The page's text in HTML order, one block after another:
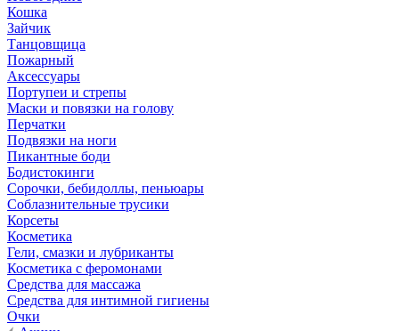
Кошка
Зайчик
Танцовщица
Пожарный
Аксессуары
Портупеи и стрепы
Маски и повязки на голову
Перчатки
Подвязки на ноги
Пикантные боди
Бодистокинги
Сорочки, бебидоллы, пеньюары
Соблазнительные трусики
Корсеты
Косметика
Гели, смазки и лубриканты
Косметика с феромонами
Средства для массажа
Средства для интимной гигиены
Очки